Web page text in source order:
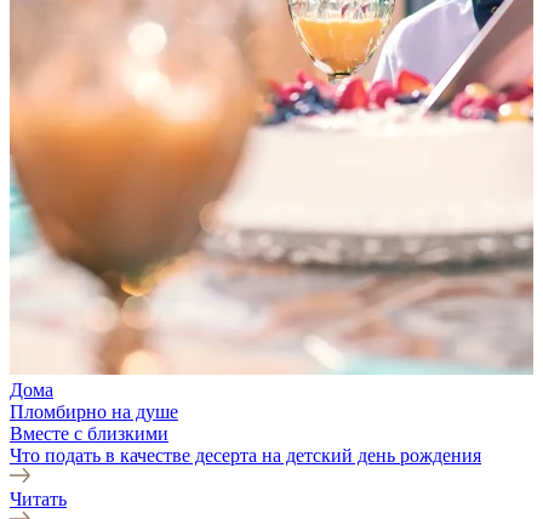
Дома
Пломбирно на душе
Вместе с близкими
Что подать в качестве десерта на детский день рождения
Читать